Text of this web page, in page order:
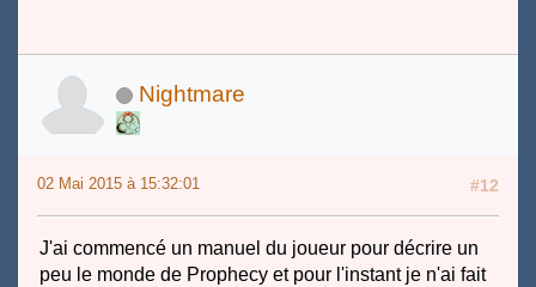
Nightmare
02 Mai 2015 à 15:32:01 #12
J'ai commencé un manuel du joueur pour décrire un
peu le monde de Prophecy et pour l'instant je n'ai fait